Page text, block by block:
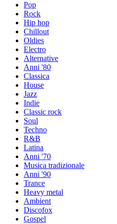
Pop
Rock
Hip hop
Chillout
Oldies
Electro
Alternative
Anni '80
Classica
House
Jazz
Indie
Classic rock
Soul
Techno
R&B
Latina
Anni '70
Musica tradizionale
Anni '90
Trance
Heavy metal
Ambient
Discofox
Gospel